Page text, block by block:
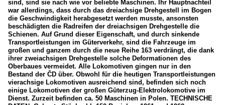
sind, sind sie nach wie vor beliebte Maschinen. Ihr Hauptnachteil
war allerdings, dass durch das dreiachsige Drehgestell im Bogen
die Geschwindigkeit herabgesetzt werden musste, ansonsten
beschädigten die Radreifen der dreiachsigen Drehgestelle die
Schienen. Auf Grund dieser Eigenschaft, und durch sinkende
Transportleistungen im Güterverkehr, sind die Fahrzeuge im
großen und ganzem durch die neue Reihe 163 verdrängt, die dank
ihrer zweiachsigen Drehgestelle solche Deformationen des
Oberbaues vermeidet. Alle Lokomotiven gingen nur in den
Bestand der ČD über. Obwohl für die heutigen Transportleistungen
vierachsige Lokomotiven ausreichend sind, befinden sich noch
einige Lokomotiven der großen Güterzug-Elektrolokomotive im
Dienst. Zurzeit befinden ca. 50 Maschinen in Polen. TECHNISCHE